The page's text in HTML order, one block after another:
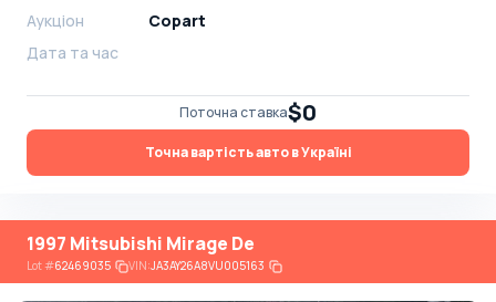
Аукціон
Copart
Дата та час
Поточна ставка$0
Точна вартість авто в Україні
1997 Mitsubishi Mirage De
Lot#62469035 VIN:JA3AY26A8VU005163